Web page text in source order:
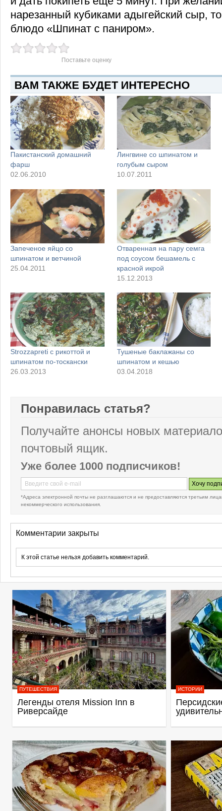
нарезанный кубиками адыгейский сыр,
блюдо «Шпинат с паниром».
Поставьте оценку
ВАМ ТАКЖЕ БУДЕТ ИНТЕРЕСНО
Пакистанский домашний
фарш
02.06.2010
Лингвине со шпинатом и
голубым сыром
10.07.2011
Запеченое яйцо со
шпинатом и ветчиной
25.04.2011
Отваренная на пару семга
под соусом бешамель с
красной икрой
15.12.2013
Strozzapreti с рикоттой и
шпинатом по-тоскански
26.03.2013
Тушеные баклажаны со
шпинатом и кешью
03.04.2018
Понравилась статья?
Получайте анонсы новых
почтовый ящик.
Уже более 1000 подписчиков!
*Адреса электронной почты не разглашаются и не предоставляются третьим
некоммерческого использования.
Комментарии закрыты
К этой статье нельзя добавить комментарий.
ПУТЕШЕСТВИЯ
Легенды отеля Mission Inn в
Риверсайде
ИСТОРИИ